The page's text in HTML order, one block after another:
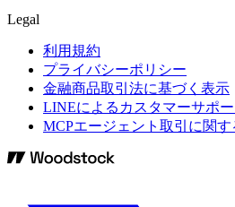
Legal
利用規約
プライバシーポリシー
金融商品取引法に基づく表示
LINEによるカスタマーサポ
MCPエージェント取引に関す